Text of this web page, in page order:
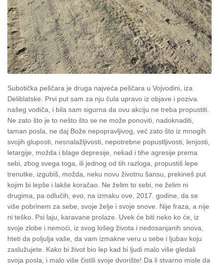
Subotička peščara je druga najveća peščara u Vojvodini, iza
Deliblatske. Prvi put sam za nju čula upravo iz objave i poziva
našeg vodiča, i bila sam sigurna da ovu akciju ne treba propustiti.
Ne zato što je to nešto što se ne može ponoviti, nadoknaditi,
taman posla, ne daj Bože nepopravljivog, već zato što iz mnogih
svojih gluposti, nesnalažljivosti, nepotrebne popustljivosti, lenjosti,
letargije, možda i blage depresije, nekad i tihe agresije prema
sebi, zbog svega toga, ili jednog od tih razloga, propustiš lepe
trenutke, izgubiš, možda, neku novu životnu šansu, prekineš put
kojim bi lepše i lakše koračao. Ne želim to sebi, ne želim ni
drugima, pa odlučih, evo, na izmaku ove, 2017. godine, da se
više pobrinem za sebe, svoje želje i svoje snove. Nije fraza, a nije
ni teško. Psi laju, karavane prolaze. Uvek će biti neko ko će, iz
svoje zlobe i nemoći, iz svog lošeg života i nedosanjanih snova,
hteti da poljulja vaše, da vam izmakne veru u sebe i ljubav koju
zaslužujete. Kako bi život bio lep kad bi ljudi malo više gledali
svoja posla, i malo više čistili svoje dvorište! Da li stvarno misle da